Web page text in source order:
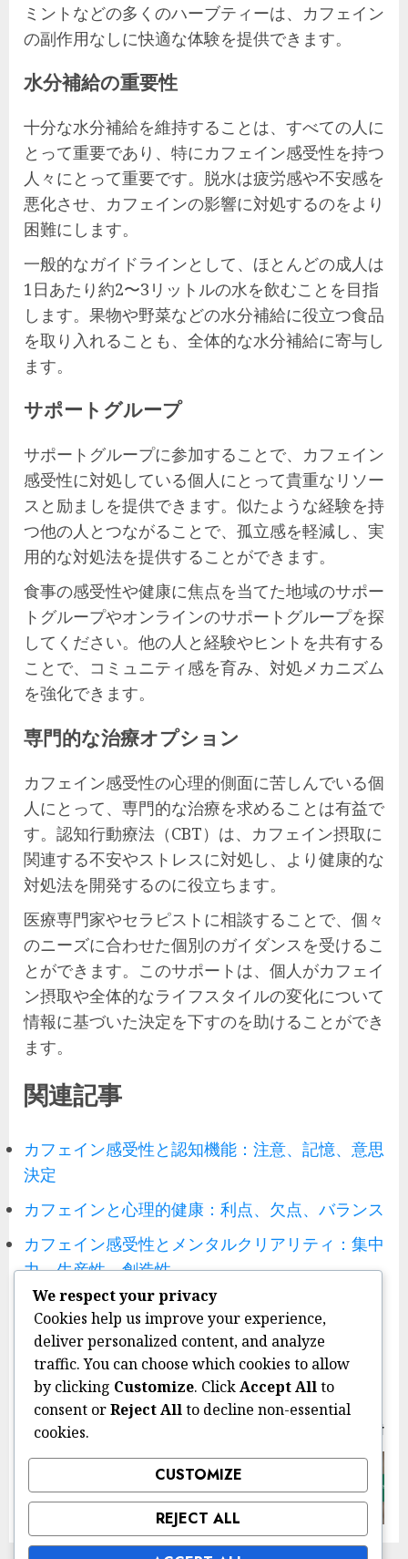
ミントなどの多くのハーブティーは、カフェイン
の副作用なしに快適な体験を提供できます。
水分補給の重要性
十分な水分補給を維持することは、すべての人に
とって重要であり、特にカフェイン感受性を持つ
人々にとって重要です。脱水は疲労感や不安感を
悪化させ、カフェインの影響に対処するのをより
困難にします。
一般的なガイドラインとして、ほとんどの成人は
1日あたり約2〜3リットルの水を飲むことを目指
します。果物や野菜などの水分補給に役立つ食品
を取り入れることも、全体的な水分補給に寄与し
ます。
サポートグループ
サポートグループに参加することで、カフェイン
感受性に対処している個人にとって貴重なリソー
スと励ましを提供できます。似たような経験を持
つ他の人とつながることで、孤立感を軽減し、実
用的な対処法を提供することができます。
食事の感受性や健康に焦点を当てた地域のサポー
トグループやオンラインのサポートグループを探
してください。他の人と経験やヒントを共有する
ことで、コミュニティ感を育み、対処メカニズム
を強化できます。
専門的な治療オプション
カフェイン感受性の心理的側面に苦しんでいる個
人にとって、専門的な治療を求めることは有益で
す。認知行動療法（CBT）は、カフェイン摂取に
関連する不安やストレスに対処し、より健康的な
対処法を開発するのに役立ちます。
医療専門家やセラピストに相談することで、個々
のニーズに合わせた個別のガイダンスを受けるこ
とができます。このサポートは、個人がカフェイ
ン摂取や全体的なライフスタイルの変化について
情報に基づいた決定を下すのを助けることができ
ます。
関連記事
カフェイン感受性と認知機能：注意、記憶、意思
決定
カフェインと心理的健康：利点、欠点、バランス
カフェイン感受性とメンタルクリアリティ：集中
力、生産性、創造性
Post
navigation
Previous
カフェイン感受性管理戦略：摂取量の追
跡、ライフスタイルの変更、サポートグ
ループ
Next
post:
カフェイン感受性と社会不安：トリガ
ー、対処戦略、サポート
We respect your privacy
Cookies help us improve your experience,
deliver personalized content, and analyze
traffic. You can choose which cookies to allow
by clicking Customize. ClickAccept Allto
consent orReject Allto decline non-essential
cookies.
CUSTOMIZE
REJECT ALL